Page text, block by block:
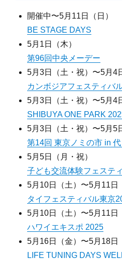
開催中〜5月11日（日）
BE STAGE DAYS
5月1日（木）
第96回中央メーデー
5月3日（土・祝）〜5月4
カンボジアフェスティバ
5月3日（土・祝）〜5月4
SHIBUYA ONE PARK
5月3日（土・祝）〜5月5
第14回 東京ノミの市 in
5月5日（月・祝）
子ども交流体験フェステ
5月10日（土）〜5月11日
タイフェスティバル東京
5月10日（土）〜5月11日
ハワイエキスポ 2025
5月16日（金）〜5月18日
LIFE TUNING DAYS